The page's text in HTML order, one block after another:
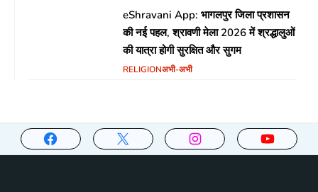
eShravani App: भागलपुर जिला प्रशासन
की नई पहल, श्रावणी मेला 2026 में श्रद्धालुओं
की यात्रा होगी सुरक्षित और सुगम
RELIGIONअभी-अभी